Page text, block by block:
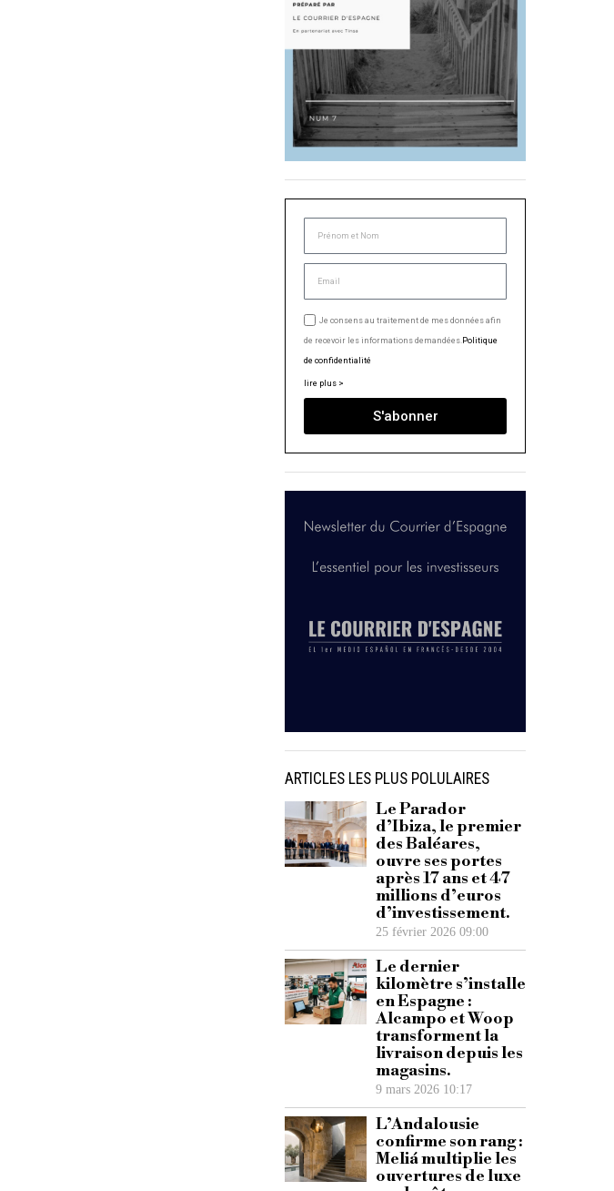
Je consens au traitement de mes données afin
de recevoir les informations demandées.Politique
de confidentialité
lire plus >
S'abonner
ARTICLES LES PLUS POLULAIRES
Le Parador
d’Ibiza, le premier
des Baléares,
ouvre ses portes
après 17 ans et 47
millions d’euros
d’investissement.
25 février 2026 09:00
Le dernier
kilomètre s’installe
en Espagne :
Alcampo et Woop
transforment la
livraison depuis les
magasins.
9 mars 2026 10:17
L’Andalousie
confirme son rang :
Meliá multiplie les
ouvertures de luxe